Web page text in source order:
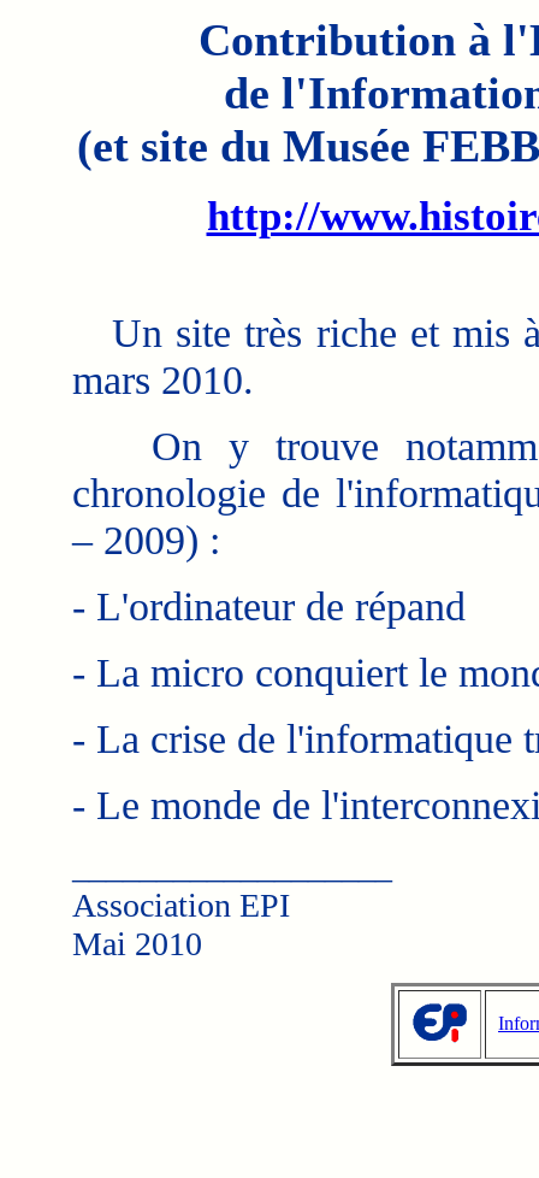
Contribution à
de
(et site du Musée
http://
Un site très riche et mis
mars 2010.
On y trouve
chronologie de
– 2009) :
- L'ordinateur de répand
- La micro conquiert le
- La crise de l'informatique
- Le monde de
Association EPI
Mai 2010